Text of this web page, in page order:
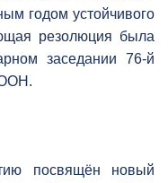
годом устойчивого
резолюция была
заседании 76-й
ООН.
посвящён новый